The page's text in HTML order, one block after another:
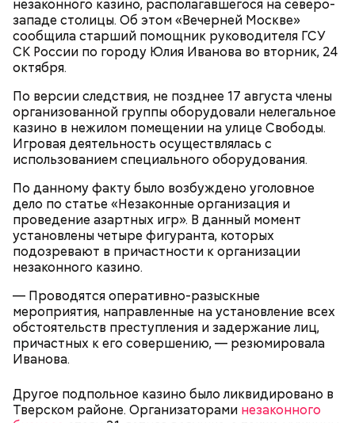
незаконного казино, располагавшегося на северо-
западе столицы. Об этом «Вечерней Москве»
сообщила старший помощник руководителя ГСУ
СК России по городу Юлия Иванова во вторник, 24
октября.
По версии следствия, не позднее 17 августа члены
организованной группы оборудовали нелегальное
казино в нежилом помещении на улице Свободы.
Игровая деятельность осуществлялась с
использованием специального оборудования.
По данному факту было возбуждено уголовное
дело по статье «Незаконные организация и
проведение азартных игр». В данный момент
установлены четыре фигуранта, которых
подозревают в причастности к организации
незаконного казино.
— Проводятся оперативно-разыскные
мероприятия, направленные на установление всех
обстоятельств преступления и задержание лиц,
причастных к его совершению, — резюмировала
Иванова.
Другое подпольное казино было ликвидировано в
Тверском районе. Организаторами незаконного
К 2023 году число несовершеннолетних детей,
15, самый младший из которых появился на свет в
2019 году. В частности, трое малышей родились в
долларов: как мать попыталась
продать младенца в Москве
Анонимный источник «Вечерней Москвы»
подчеркнул, что у Логиновой было несколько
квартир, а также у нее была возможность
оплачивать услуги няни.
Шестеро жительниц Кабардино-
Балкарии продавали
несовершеннолетних в секс-
рабство в Бахрейн
чем говорится в новых файлах по
делу Эпштейна
— Сначала нам предложили поджигать релейные
Маргариты Симоньян и Ксении Собчак, — сообщил
он.
миллиона рублей за каждое убийство.